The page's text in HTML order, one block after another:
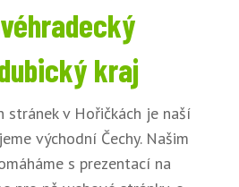
kraj
stránek v Hořičkách je naší
východní Čechy. Našim
s prezentací na